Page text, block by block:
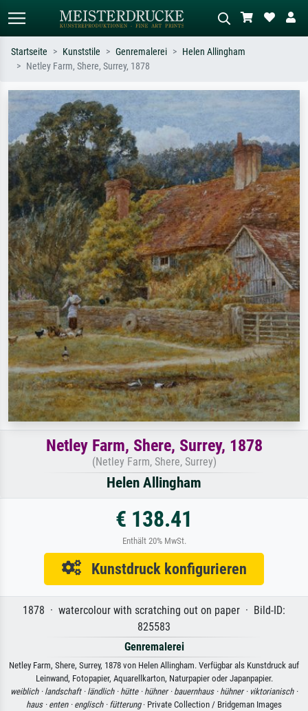
Suchen Sie nach Künstlern, Werktiteln
oder Stilen – z.B. Monet,
Sternennacht, Impressionismus, Welle
Hokusai, Akt.
Beschreiben Sie die Szene – z.B. Grüne
Wiese, Abstrakt mit viel Rot, Dunkles
Ölgemälde, Stehender Akt neben einem
Baum.
Startseite Kunststile Genremalerei
Helen Allingham
Netley Farm, Shere, Surrey, 1878
Netley Farm, Shere, Surrey, 1878
(Netley Farm, Shere, Surrey)
Helen Allingham
€ 138.41
Enthält 20% MwSt.
Kunstdruck konfigurieren
1878 · watercolour with scratching out on paper · Bild-ID:
825583
Genremalerei
Netley Farm, Shere, Surrey, 1878 von Helen Allingham. Verfügbar als Kunstdruck auf
Leinwand, Fotopapier, Aquarellkarton, Naturpapier oder Japanpapier.
weiblich · landschaft · ländlich · hütte · hühner · bauernhaus · hühner · viktorianisch ·
haus · enten · englisch · fütterung· Private Collection / Bridgeman Images